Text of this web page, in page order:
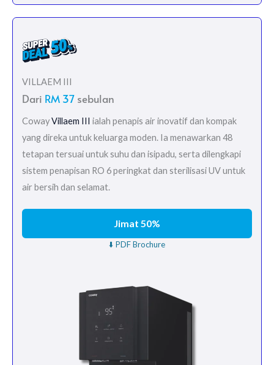
VILLAEM III
Dari RM 37 sebulan
CowayVillaem III ialah penapis air inovatif dan kompak
yang direka untuk keluarga moden. Ia menawarkan 48
tetapan tersuai untuk suhu dan isipadu, serta dilengkapi
sistem penapisan RO 6 peringkat dan sterilisasi UV untuk
air bersih dan selamat.
Jimat 50%
⬇️ PDF Brochure